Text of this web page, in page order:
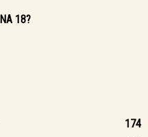
18?
174